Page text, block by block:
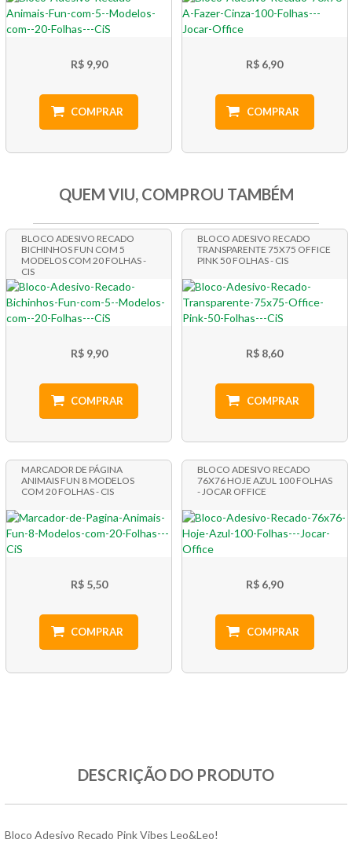
R$ 9,90
COMPRAR
R$ 6,90
COMPRAR
QUEM VIU, COMPROU TAMBÉM
BLOCO ADESIVO RECADO
BICHINHOS FUN COM 5
MODELOS COM 20 FOLHAS -
CIS
R$ 9,90
COMPRAR
BLOCO ADESIVO RECADO
TRANSPARENTE 75X75 OFFICE
PINK 50 FOLHAS - CIS
R$ 8,60
COMPRAR
MARCADOR DE PÁGINA
ANIMAIS FUN 8 MODELOS
COM 20 FOLHAS - CIS
R$ 5,50
COMPRAR
BLOCO ADESIVO RECADO
76X76 HOJE AZUL 100 FOLHAS
- JOCAR OFFICE
R$ 6,90
COMPRAR
DESCRIÇÃO DO PRODUTO
Bloco Adesivo Recado Pink Vibes Leo&Leo!